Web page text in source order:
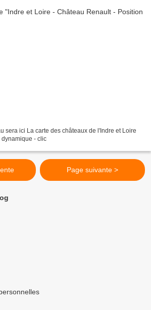
sera ici La carte des châteaux de l'Indre et Loire
dynamique - clic
Page suivante >